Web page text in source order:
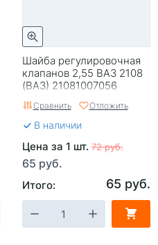
Шайба регулировочная
клапанов 2,55 ВАЗ 2108
(ВАЗ) 21081007056
Сравнить Отложить
В наличии
Цена за 1 шт.72 руб.
65 руб.
Итого: 65 руб.